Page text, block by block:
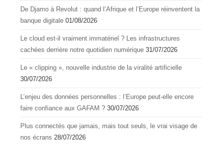
De Djamo à Revolut : quand l’Afrique et l’Europe réinventent la
banque digitale 01/08/2026
Le cloud est-il vraiment immatériel ? Les infrastructures
cachées derrière notre quotidien numérique 31/07/2026
Le « clipping », nouvelle industrie de la viralité artificielle
30/07/2026
L’enjeu des données personnelles : l’Europe peut-elle encore
faire confiance aux GAFAM ? 30/07/2026
Plus connectés que jamais, mais tout seuls, le vrai visage de
nos écrans 28/07/2026